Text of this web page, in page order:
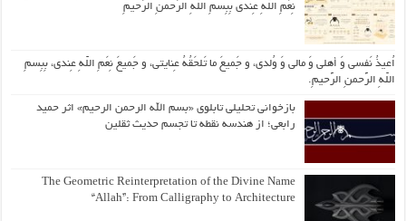
نِعَمِ اللّهِ عِندی بِبِسمِ اللّهِ الرَّحمنِ الرَّحیمِ
اُعیذُ نَفسی وَ أهلی وَ مالی وَ وُلدی، و جَمیعَ ما تَلحَقُهُ عِنایتی، و جَمیعَ نِعَمِ اللّهِ عِندی، بِبِسمِ
اللّهِ الرَّحمنِ الرَّحیمِ.
بازخوانی تحلیلی تابلوی «بسم الله الرحمن الرحیم» اثر حمید
رابعی؛ از هندسه نقطه تا تجسم حدیث ثقلین
The Geometric Reinterpretation of the Divine Name
“Allah”: From Calligraphy to Architecture